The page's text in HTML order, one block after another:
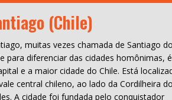
(Chile)
muitas vezes chamada de Santiago do
para diferenciar das cidades homônimas, é
e a maior cidade do Chile. Está
central chileno, ao lado da Cordilheira
A cidade foi fundada pelo conquistador